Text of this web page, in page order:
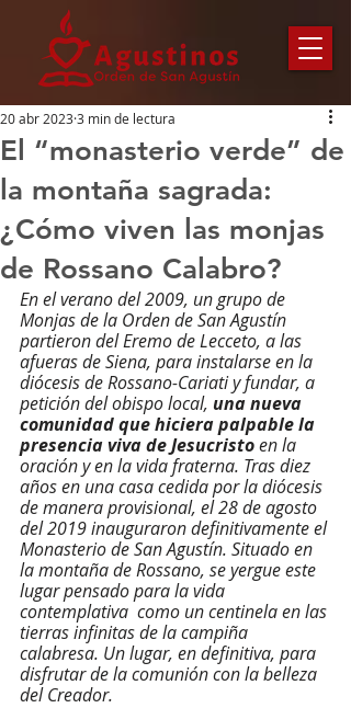
El “monasterio verde” de
la montaña sagrada:
¿Cómo viven las monjas
de Rossano Calabro?
20 abr 20233 min de lectura
En el verano del 2009, un grupo de
Monjas de la Orden de San Agustín
partieron del Eremo de Lecceto, a las
afueras de Siena, para instalarse en la
diócesis de Rossano-Cariati y fundar, a
petición del obispo local, una nueva
comunidad que hiciera palpable la
presencia viva de Jesucristo en la
oración y en la vida fraterna. Tras diez
años en una casa cedida por la diócesis
de manera provisional, el 28 de agosto
del 2019 inauguraron definitivamente el
Monasterio de San Agustín. Situado en
la montaña de Rossano, se yergue este
lugar pensado para la vida
contemplativa  como un centinela en las
tierras infinitas de la campiña
calabresa. Un lugar, en definitiva, para
disfrutar de la comunión con la belleza
del Creador.